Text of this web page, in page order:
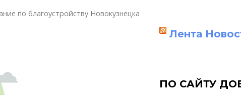
по благоустройству Новокузнецка
Лента
ПО САЙТУ